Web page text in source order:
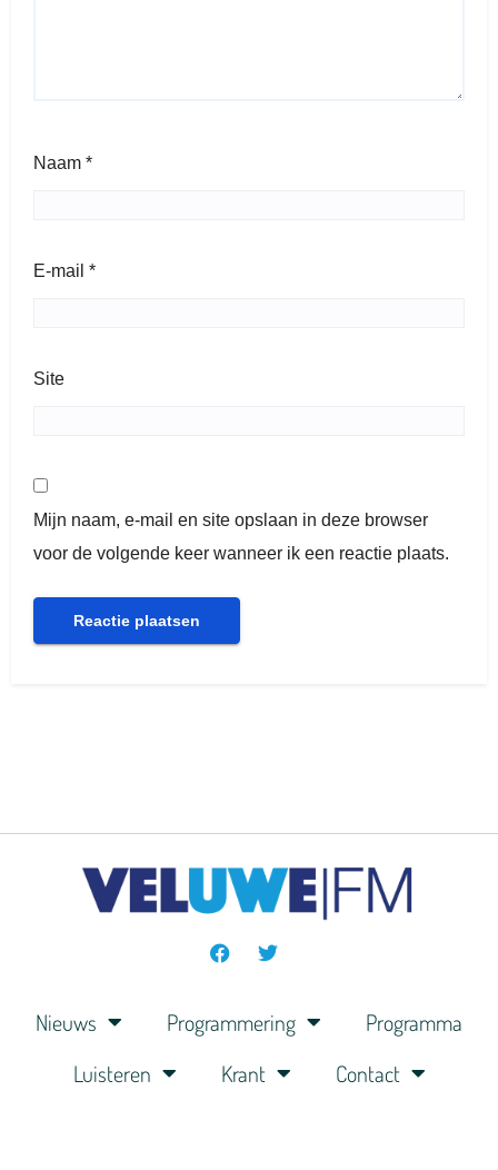
Naam *
E-mail *
Site
Mijn naam, e-mail en site opslaan in deze browser
voor de volgende keer wanneer ik een reactie plaats.
Nieuws Programmering
Programma
Luisteren
Krant Contact